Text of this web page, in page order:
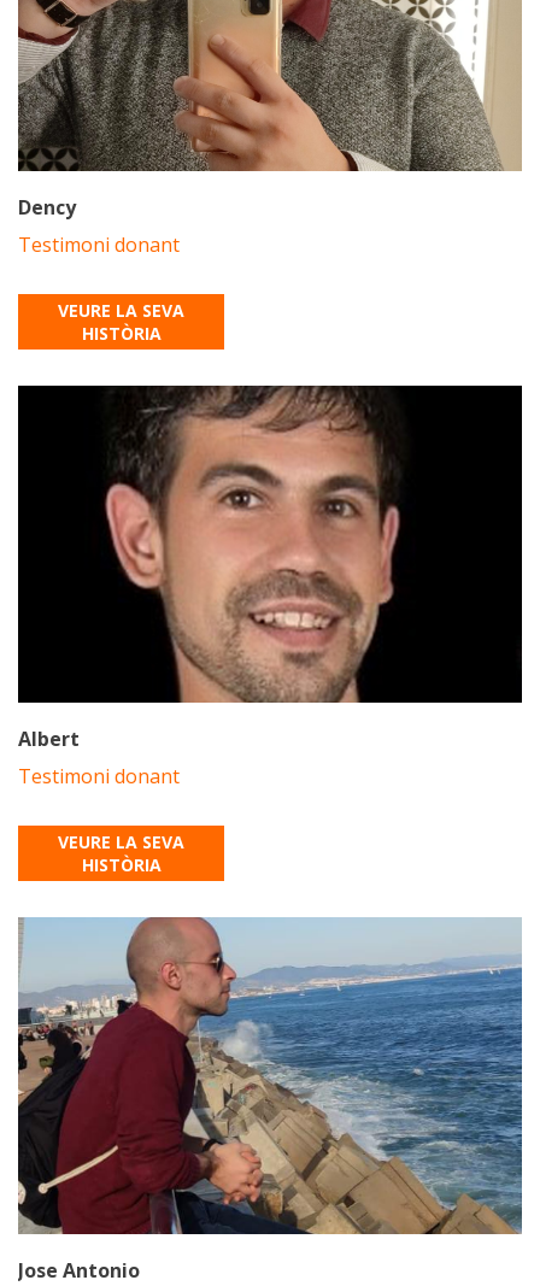
Dency
Testimoni donant
VEURE LA SEVA
HISTÒRIA
Albert
Testimoni donant
VEURE LA SEVA
HISTÒRIA
Jose Antonio